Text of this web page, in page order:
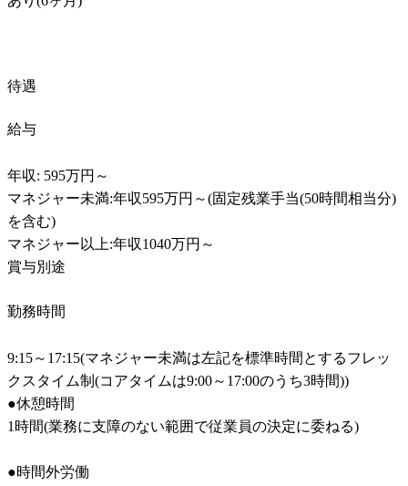
待遇
給与
年収: 595万円～
マネジャー未満:年収595万円～(固定残業手当(50時間相当分)
を含む)
マネジャー以上:年収1040万円～
賞与別途
勤務時間
9:15～17:15(マネジャー未満は左記を標準時間とするフレッ
クスタイム制(コアタイムは9:00～17:00のうち3時間))
●休憩時間
1時間(業務に支障のない範囲で従業員の決定に委ねる)
●時間外労働